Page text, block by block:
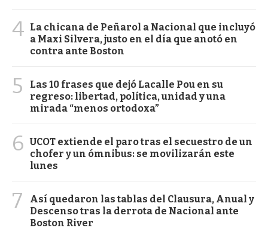
4 La chicana de Peñarol a Nacional que incluyó
a Maxi Silvera, justo en el día que anotó en
contra ante Boston
5
Las 10 frases que dejó Lacalle Pou en su
regreso: libertad, política, unidad y una
mirada “menos ortodoxa”
6 UCOT extiende el paro tras el secuestro de un
chofer y un ómnibus: se movilizarán este
lunes
7
Así quedaron las tablas del Clausura, Anual y
Descenso tras la derrota de Nacional ante
Boston River